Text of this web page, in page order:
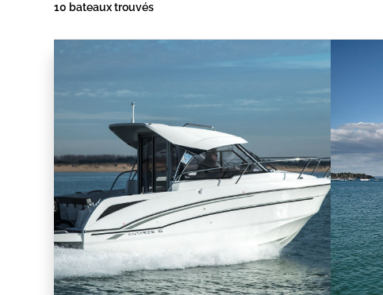
10 bateaux trouvés